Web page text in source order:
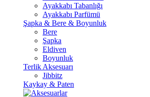
Ayakkabı Tabanlığı
Ayakkabı Parfümü
Şapka & Bere & Boyunluk
Bere
Şapka
Eldiven
Boyunluk
Terlik Aksesuarı
Jibbitz
Kaykay & Paten